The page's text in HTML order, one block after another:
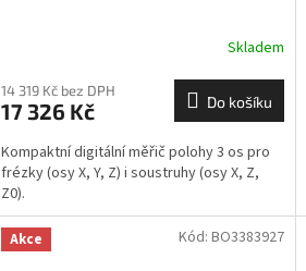
Skladem
14 319 Kč bez DPH
17 326 Kč Do košíku
Kompaktní digitální měřič polohy 3 os pro
frézky (osy X, Y, Z) i soustruhy (osy X, Z,
Z0).
Akce Kód: BO3383927